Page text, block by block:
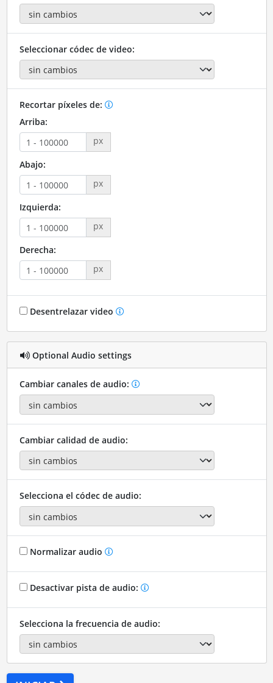
Seleccionar códec de video:
Recortar píxeles de:
Arriba:
px
Abajo:
px
Izquierda:
px
Derecha:
px
Desentrelazar video
Optional Audio settings
Cambiar canales de audio:
Cambiar calidad de audio:
Selecciona el códec de audio:
Normalizar audio
Desactivar pista de audio:
Selecciona la frecuencia de audio: